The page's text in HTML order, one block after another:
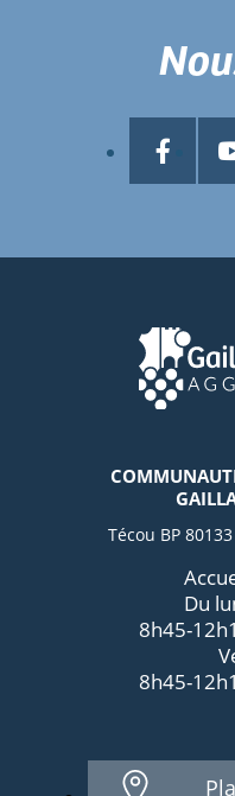
Técou BP
Du
8h45-
8h45-